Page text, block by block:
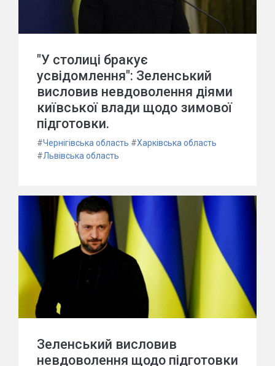
"У столиці бракує
усвідомлення": Зеленський
висловив невдоволення діями
київської влади щодо зимової
підготовки.
#Чернігівська область #Харківська область
#Львівська область
Зеленський висловив
невдоволення щодо підготовки